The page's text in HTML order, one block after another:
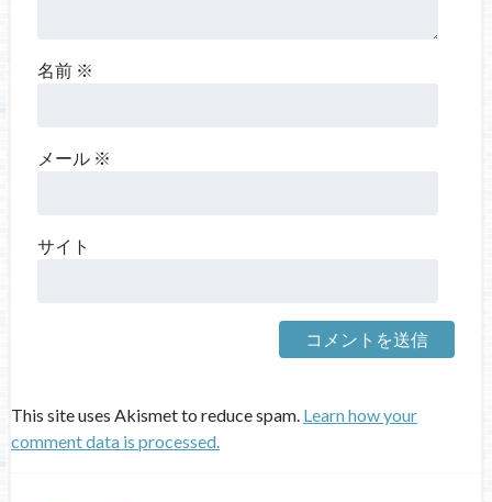
名前 ※
メール ※
サイト
This site uses Akismet to reduce spam. Learn how your
comment data is processed.